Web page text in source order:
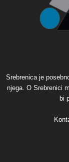
Srebrenica je
njega. O Srebrenici
bi